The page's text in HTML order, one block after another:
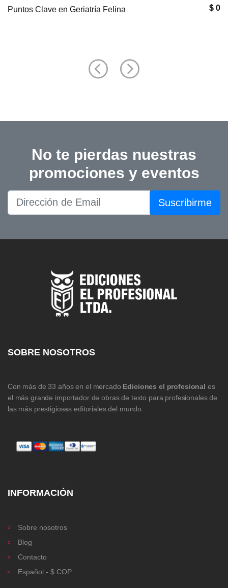
$ 0
Puntos Clave en Geriatría Felina
No te pierdas nuestras
promociones y eventos
Suscribirme
SOBRE NOSOTROS
Con más de 33 años en el mercado Ediciones el profesional es
el más grande importador de obras de texto para profesionales de
las más prestigiosas editoriales del mundo.
INFORMACIÓN
Sobre nosotros
Blog
Contacto
Español - $ COP